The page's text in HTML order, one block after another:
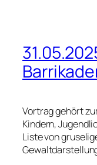
Vortrag gehört
Kindern,
Liste von